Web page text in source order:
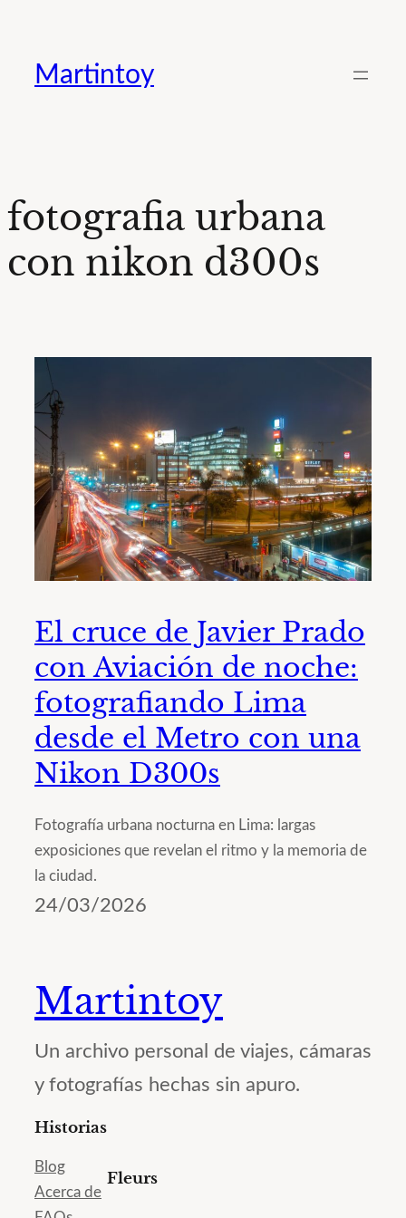
contenido
Martintoy
fotografia urbana
con nikon d300s
El cruce de Javier Prado
con Aviación de noche:
fotografiando Lima
desde el Metro con una
Nikon D300s
Fotografía urbana nocturna en Lima: largas
exposiciones que revelan el ritmo y la memoria de
la ciudad.
24/03/2026
Martintoy
Un archivo personal de viajes, cámaras
y fotografías hechas sin apuro.
Historias
Blog
Acerca de
Fleurs